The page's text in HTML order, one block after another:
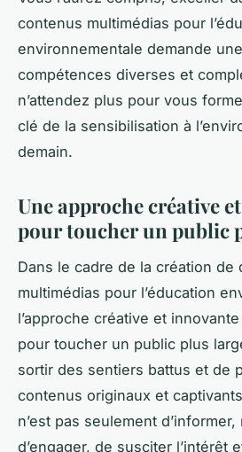
contenus multimédias pour
environnementale demande
compétences diverses et
n’attendez plus pour vous
clé de la sensibilisation à
demain.
Une approche créative
pour toucher un public
Dans le cadre de la création de
multimédias pour l’éducation
l’approche créative et
pour toucher un public plus
sortir des sentiers battus et de
contenus originaux et
n’est pas seulement d’informer,
d’engager, de susciter l’intérêt